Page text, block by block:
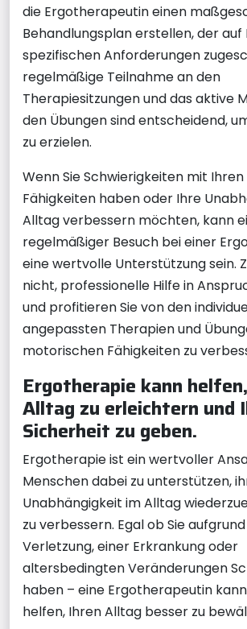
die Ergotherapeutin einen
Behandlungsplan erstellen, der auf
spezifischen Anforderungen
regelmäßige Teilnahme an den
Therapiesitzungen und das aktive
den Übungen sind entscheidend,
zu erzielen.
Wenn Sie Schwierigkeiten mit
Fähigkeiten haben oder Ihre
Alltag verbessern möchten, kann
regelmäßiger Besuch bei einer
eine wertvolle Unterstützung sein.
nicht, professionelle Hilfe in
und profitieren Sie von den
angepassten Therapien und
motorischen Fähigkeiten zu
Ergotherapie kann
Alltag zu erleichtern und
Sicherheit zu geben.
Ergotherapie ist ein wertvoller
Menschen dabei zu unterstützen,
Unabhängigkeit im Alltag
zu verbessern. Egal ob Sie
Verletzung, einer Erkrankung oder
altersbedingten Veränderungen
haben – eine Ergotherapeutin
helfen, Ihren Alltag besser zu